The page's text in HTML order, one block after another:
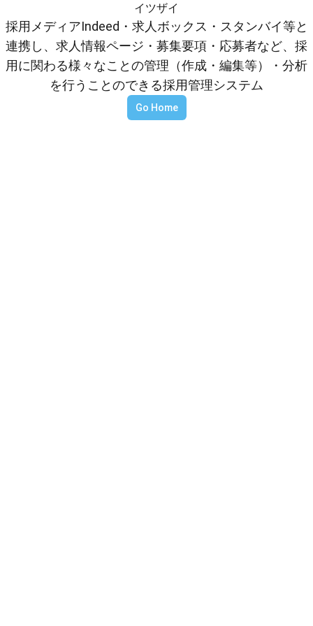
イツザイ
採用メディアIndeed・求人ボックス・スタンバイ等と
連携し、求人情報ページ・募集要項・応募者など、採
用に関わる様々なことの管理（作成・編集等）・分析
を行うことのできる採用管理システム
Go Home